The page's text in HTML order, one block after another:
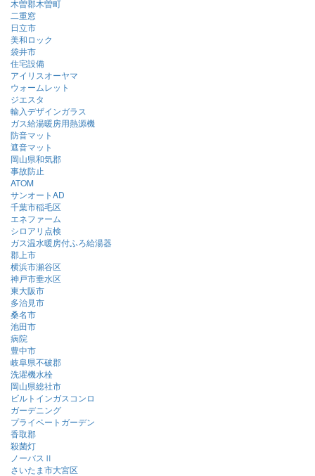
木曽郡木曽町
二重窓
日立市
美和ロック
袋井市
住宅設備
アイリスオーヤマ
ウォームレット
ジエスタ
輸入デザインガラス
ガス給湯暖房用熱源機
防音マット
遮音マット
岡山県和気郡
事故防止
ATOM
サンオートAD
千葉市稲毛区
エネファーム
シロアリ点検
ガス温水暖房付ふろ給湯器
郡上市
横浜市瀬谷区
神戸市垂水区
東大阪市
多治見市
桑名市
池田市
病院
豊中市
岐阜県不破郡
洗濯機水栓
岡山県総社市
ビルトインガスコンロ
ガーデニング
プライベートガーデン
香取郡
殺菌灯
ノーバスⅡ
さいたま市大宮区